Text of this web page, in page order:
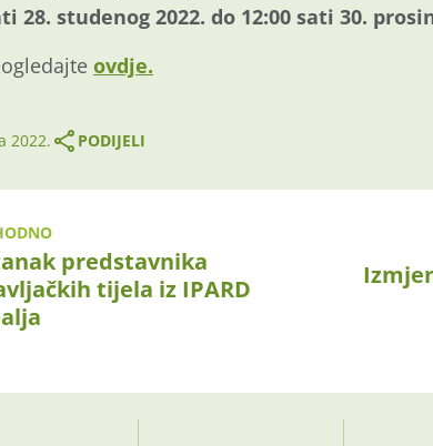
28. studenog 2022. do 12:00 sati 30.
ovdje.
2022. PODIJELI
predstavnika
tijela iz IPARD